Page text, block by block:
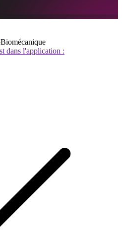
Biomécanique
dans l'application :